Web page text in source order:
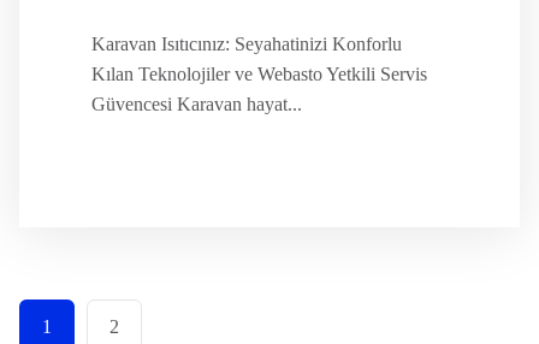
Karavan Isıtıcınız: Seyahatinizi Konforlu
Kılan Teknolojiler ve Webasto Yetkili Servis
Güvencesi Karavan hayat...
1 2